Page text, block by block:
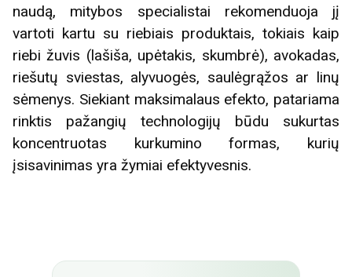
naudą, mitybos specialistai rekomenduoja jį
vartoti kartu su riebiais produktais, tokiais kaip
riebi žuvis (lašiša, upėtakis, skumbrė), avokadas,
riešutų sviestas, alyvuogės, saulėgrąžos ar linų
sėmenys. Siekiant maksimalaus efekto, patariama
rinktis pažangių technologijų būdu sukurtas
koncentruotas kurkumino formas, kurių
įsisavinimas yra žymiai efektyvesnis.